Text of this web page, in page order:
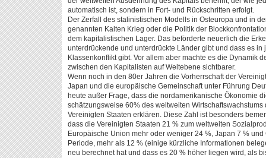
automatisch ist, sondern in Fort- und Rückschritten erfolgt.
Der Zerfall des stalinistischen Modells in Osteuropa und in
genannten Kalten Krieg oder die Politik der
dem kapitalistischen Lager. Das beförderte neuerlich die
unterdrückende und unterdrückte Länder gibt und dass es
Klassenkonflikt gibt. Vor allem aber machte es die Dynamik
zwischen den Kapitalisten auf Weltebene sichtbarer.
Wenn noch in den 80er Jahren die Vorherrschaft der
Japan und die europäische Gemeinschaft unter Führung
heute außer Frage, dass die nordamerikanische Ökonomie
schätzungsweise 60% des weltweiten
Vereinigten Staaten erklären. Diese Zahl ist besonders
dass die Vereinigten Staaten 21 % zum weltweiten
Europäische Union mehr oder weniger 24 %, Japan 7 %
Periode, mehr als 12 % (einige kürzliche Informationen
neu berechnet hat und dass es 20 % höher liegen wird, als